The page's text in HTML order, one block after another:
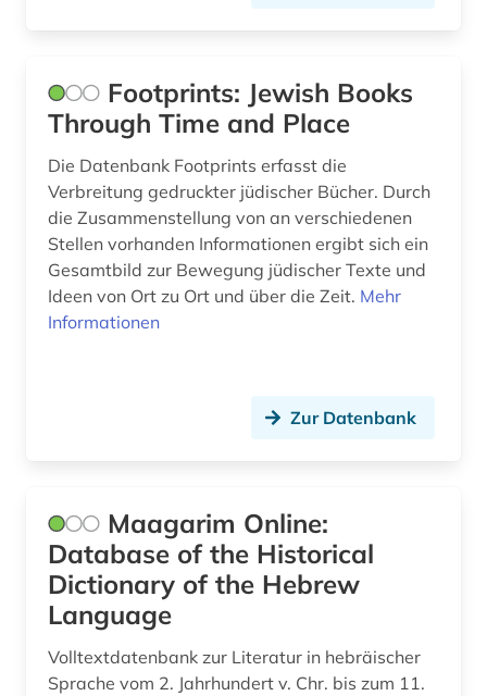
recht (1)
religion (2)
religionswissenschaft (2)
shanghai (2)
siddur (2)
sprache (1)
theologie und religionswissenschaft (1)
thora (1)
torah (1)
Footprints: Jewish Books
Through Time and Place
Die Datenbank Footprints erfasst die
Verbreitung gedruckter jüdischer Bücher. Durch
die Zusammenstellung von an verschiedenen
Stellen vorhanden Informationen ergibt sich ein
Gesamtbild zur Bewegung jüdischer Texte und
Ideen von Ort zu Ort und über die Zeit. Mehr
Informationen
Zur Datenbank
Maagarim Online:
Database of the Historical
Dictionary of the Hebrew
Language
Volltextdatenbank zur Literatur in hebräischer
Sprache vom 2. Jahrhundert v. Chr. bis zum 11.